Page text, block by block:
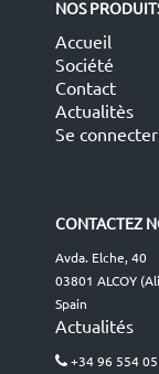
NOS
Accueil
Société
Contact
Actualitès
Se connecter
CONTACTEZ
Avda. Elche, 40
03801 ALCOY
Spain
Actualités
+34 96 554